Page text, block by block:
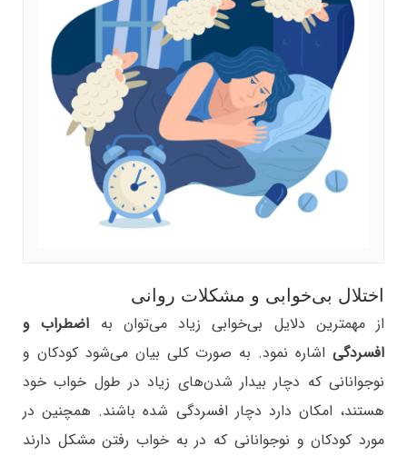
اختلال بی‌خوابی و مشکلات روانی
از مهمترین دلایل بی‌خوابی زیاد می‌توان به اضطراب و
افسردگی اشاره نمود. به صورت کلی بیان می‌شود کودکان و
نوجوانانی که دچار بیدار شدن‌های زیاد در طول خواب خود
هستند، امکان دارد دچار افسردگی شده باشند. همچنین در
مورد کودکان و نوجوانانی که در به خواب رفتن مشکل دارند